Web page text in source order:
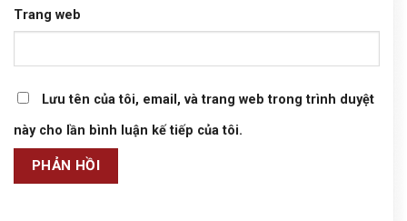
Trang web
Lưu tên của tôi, email, và trang web trong trình duyệt
này cho lần bình luận kế tiếp của tôi.